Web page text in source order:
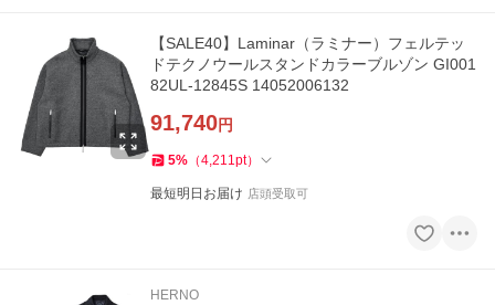
【SALE40】Laminar（ラミナー）フェルテッ
ドテクノウールスタンドカラーブルゾン GI001
82UL-12845S 14052006132
91,740円
5% （4,211pt）
最短明日お届け 店頭受取可
HERNO